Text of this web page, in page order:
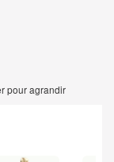
pour agrandir